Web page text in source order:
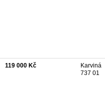
119 000 Kč
Karviná
737 01